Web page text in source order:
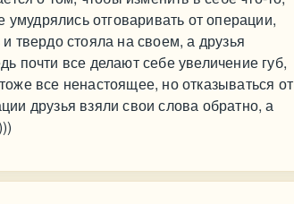
отговаривать от операции,
твердо стояла на своем, а друзья
почти все делают себе увеличение губ,
все ненастоящее, но отказываться от
друзья взяли свои слова обратно, а